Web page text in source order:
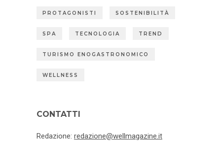
PROTAGONISTI SOSTENIBILITÀ
SPA TECNOLOGIA TREND
TURISMO ENOGASTRONOMICO
WELLNESS
CONTATTI
Redazione: redazione@wellmagazine.it